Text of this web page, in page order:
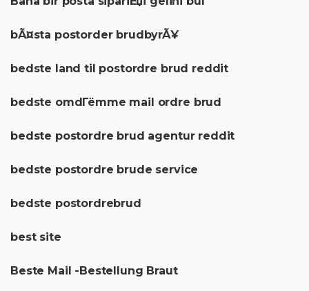
bÃ¤sta postorder brudbyrÃ¥
bedste land til postordre brud reddit
bedste omdГёmme mail ordre brud
bedste postordre brud agentur reddit
bedste postordre brude service
bedste postordrebrud
best site
Beste Mail -Bestellung Braut